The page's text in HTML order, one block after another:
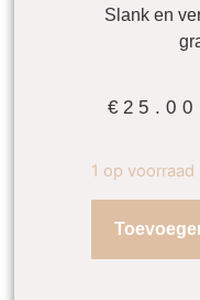
Slank en
€ 25.00
1 op voorraad